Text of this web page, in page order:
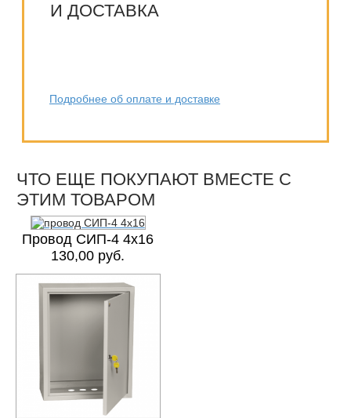
И ДОСТАВКА
Подробнее об оплате и доставке
ЧТО ЕЩЕ ПОКУПАЮТ ВМЕСТЕ С
ЭТИМ ТОВАРОМ
Провод СИП-4 4х16
130,00 руб.